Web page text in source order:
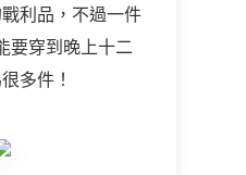
利品，不過一件
要穿到晚上十二
多件！